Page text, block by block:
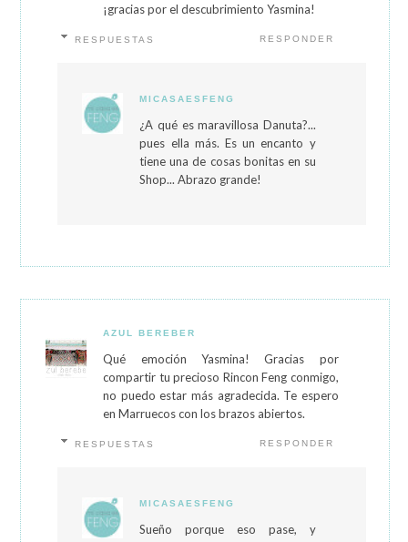
¡gracias por el descubrimiento Yasmina!
RESPONDER
RESPUESTAS
MICASAESFENG
¿A qué es maravillosa Danuta?...
pues ella más. Es un encanto y
tiene una de cosas bonitas en su
Shop... Abrazo grande!
AZUL BEREBER
Qué emoción Yasmina! Gracias por
compartir tu precioso Rincon Feng conmigo,
no puedo estar más agradecida. Te espero
en Marruecos con los brazos abiertos.
RESPONDER
RESPUESTAS
MICASAESFENG
Sueño porque eso pase, y